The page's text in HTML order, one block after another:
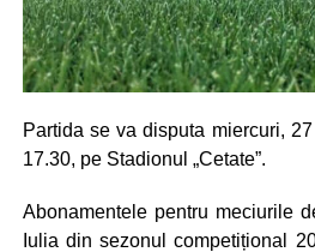
Partida se va disputa miercuri,
17.30, pe Stadionul „Cetate”.
Abonamentele pentru meciurile
Iulia din sezonul competițional